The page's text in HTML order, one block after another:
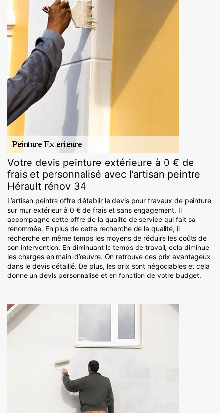
Votre devis peinture extérieure à 0 € de
frais et personnalisé avec l’artisan peintre
Hérault rénov 34
L’artisan peintre offre d’établir le devis pour travaux de peinture
sur mur extérieur à 0 € de frais et sans engagement. Il
accompagne cette offre de la qualité de service qui fait sa
renommée. En plus de cette recherche de la qualité, il
recherche en même temps les moyens de réduire les coûts de
son intervention. En diminuant le temps de travail, cela diminue
les charges en main-d’œuvre. On retrouve ces prix avantageux
dans le devis détaillé. De plus, les prix sont négociables et cela
donne un devis personnalisé et en fonction de votre budget.